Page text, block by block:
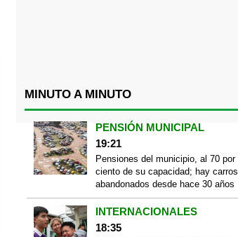
MINUTO A MINUTO
PENSIÓN MUNICIPAL
19:21
Pensiones del municipio, al 70 por
ciento de su capacidad; hay carros
abandonados desde hace 30 años
INTERNACIONALES
18:35